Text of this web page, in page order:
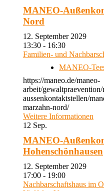
MANEO-
Nord
12. September 2029
13:30 - 16:30
Familien- und
MANEO-
https://maneo.de/maneo-
arbeit/gewaltpraevention/
aussenkontaktstellen/
marzahn-nord/
Weitere Informationen
12 Sep.
MANEO-
Hohenschönhausen
12. September 2029
17:00 - 19:00
Nachbarschaftshaus im